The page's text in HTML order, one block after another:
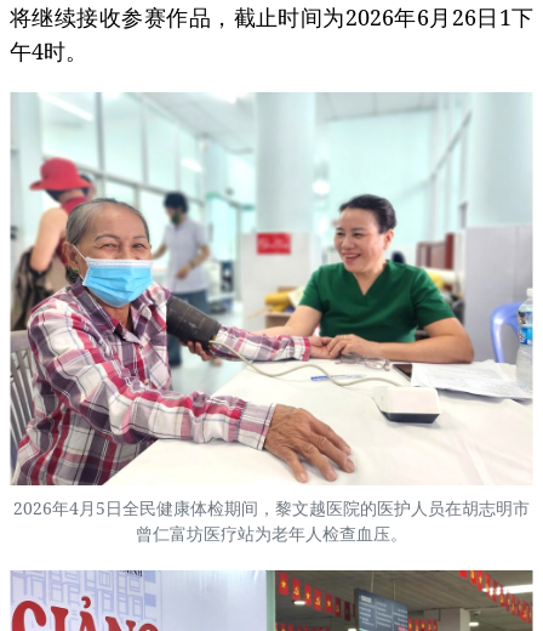
将继续接收参赛作品，截止时间为2026年6月26日1下
午4时。
2026年4月5日全民健康体检期间，黎文越医院的医护人员在胡志明市
曾仁富坊医疗站为老年人检查血压。